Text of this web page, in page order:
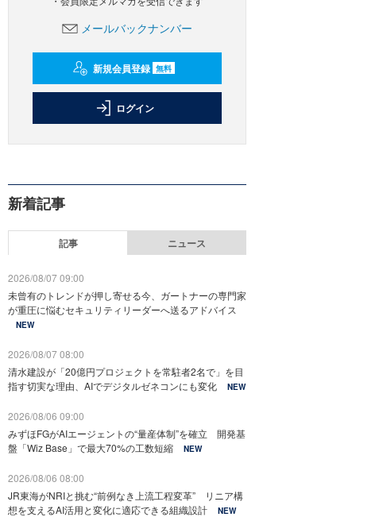
メールバックナンバー
新規会員登録 無料
ログイン
新着記事
記事 ニュース
2026/08/07 09:00
未曾有のトレンドが押し寄せる今、ガートナーの専門家
が重圧に悩むセキュリティリーダーへ送るアドバイス
NEW
2026/08/07 08:00
清水建設が「20億円プロジェクトを常駐者2名で」を目
指す切実な理由、AIでデジタルゼネコンにも変化
NEW
2026/08/06 09:00
みずほFGがAIエージェントの“量産体制”を確立 開発基
盤「Wiz Base」で最大70%の工数短縮
NEW
2026/08/06 08:00
JR東海がNRIと挑む“前例なき上流工程変革” リニア構
想を支えるAI活用と変化に適応できる組織設計
NEW